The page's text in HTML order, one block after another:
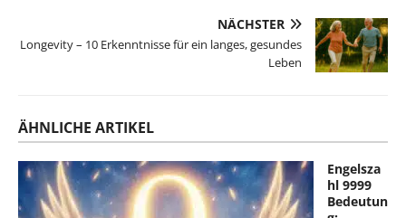
NÄCHSTER
Longevity – 10 Erkenntnisse für ein langes, gesundes
Leben
ÄHNLICHE ARTIKEL
Engelsza
hl 9999
Bedeutun